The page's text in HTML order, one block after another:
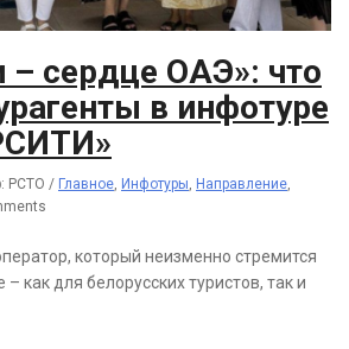
– сердце ОАЭ»: что
в инфотуре
РСТО / Главное, Инфотуры, Направление,
который неизменно стремится
как для белорусских туристов, так и